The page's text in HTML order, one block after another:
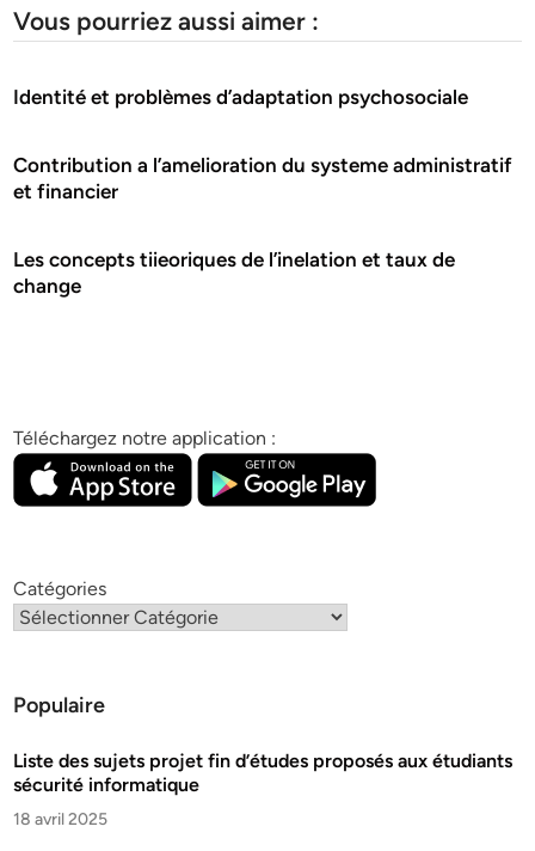
Vous pourriez aussi aimer :
Identité et problèmes d’adaptation psychosociale
Contribution a l’amelioration du systeme administratif
et financier
Les concepts tiieoriques de l’inelation et taux de
change
Téléchargez notre application :
Catégories
Populaire
Liste des sujets projet fin d’études proposés aux étudiants
sécurité informatique
18 avril 2025